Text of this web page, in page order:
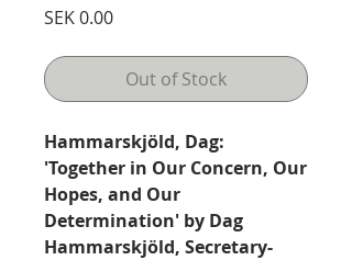
SEK 0.00Price
Out of Stock
Hammarskjöld, Dag:
'Together in Our Concern, Our
Hopes, and Our
Determination' by Dag
Hammarskjöld, Secretary-